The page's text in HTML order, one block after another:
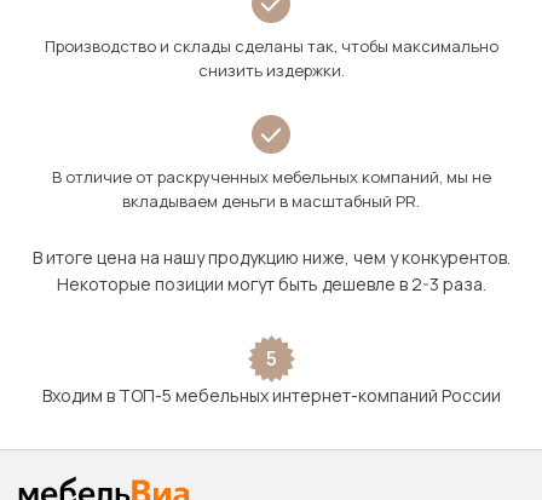
Производство и склады сделаны так, чтобы максимально
снизить издержки.
В отличие от раскрученных мебельных компаний, мы не
вкладываем деньги в масштабный PR.
В итоге цена на нашу продукцию ниже, чем у конкурентов.
Некоторые позиции могут быть дешевле в 2-3 раза.
5
Входим в ТОП-5 мебельных интернет-компаний России